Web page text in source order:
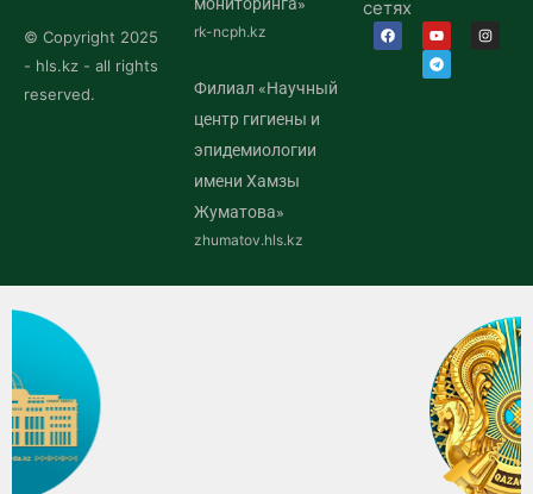
© Copyright 2025
- hls.kz - all rights
reserved.
мониторинга»
rk-ncph.kz
Филиал «Научный
центр гигиены и
эпидемиологии
имени Хамзы
Жуматова»
zhumatov.hls.kz
сетях